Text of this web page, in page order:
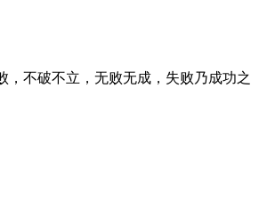
不破不立，无败无成，失败乃成功之